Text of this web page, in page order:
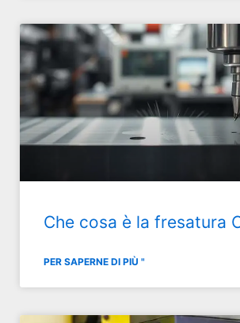
Che cosa è la fresatura
PER SAPERNE DI PIÙ "